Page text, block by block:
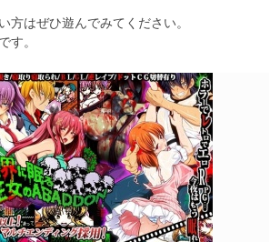
方はぜひ遊んでみてください。
す。